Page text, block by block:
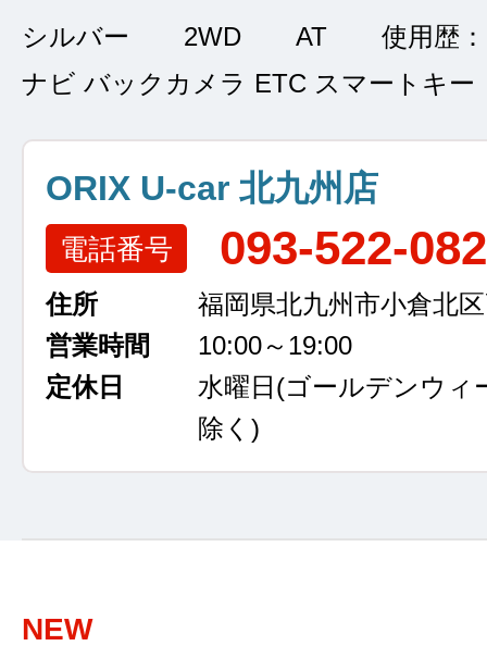
シルバー 2WD AT
使用歴
ナビ バックカメラ ETC スマートキー
ORIX U-car 北九州店
電話番号 093-522-
住所
福岡県北九州市小倉北
営業時間
10:00～19:00
定休日
水曜日 (ゴールデンウィ
除く)
NEW